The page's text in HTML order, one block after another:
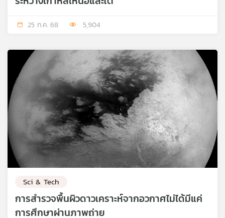
25 ก.ค. 68 5,904
Sci & Tech
การสำรวจพื้นผิวดาวเคราะห์จากอวกาศไม่ได้มีแค่
การศึกษาผ่านภาพถ่าย